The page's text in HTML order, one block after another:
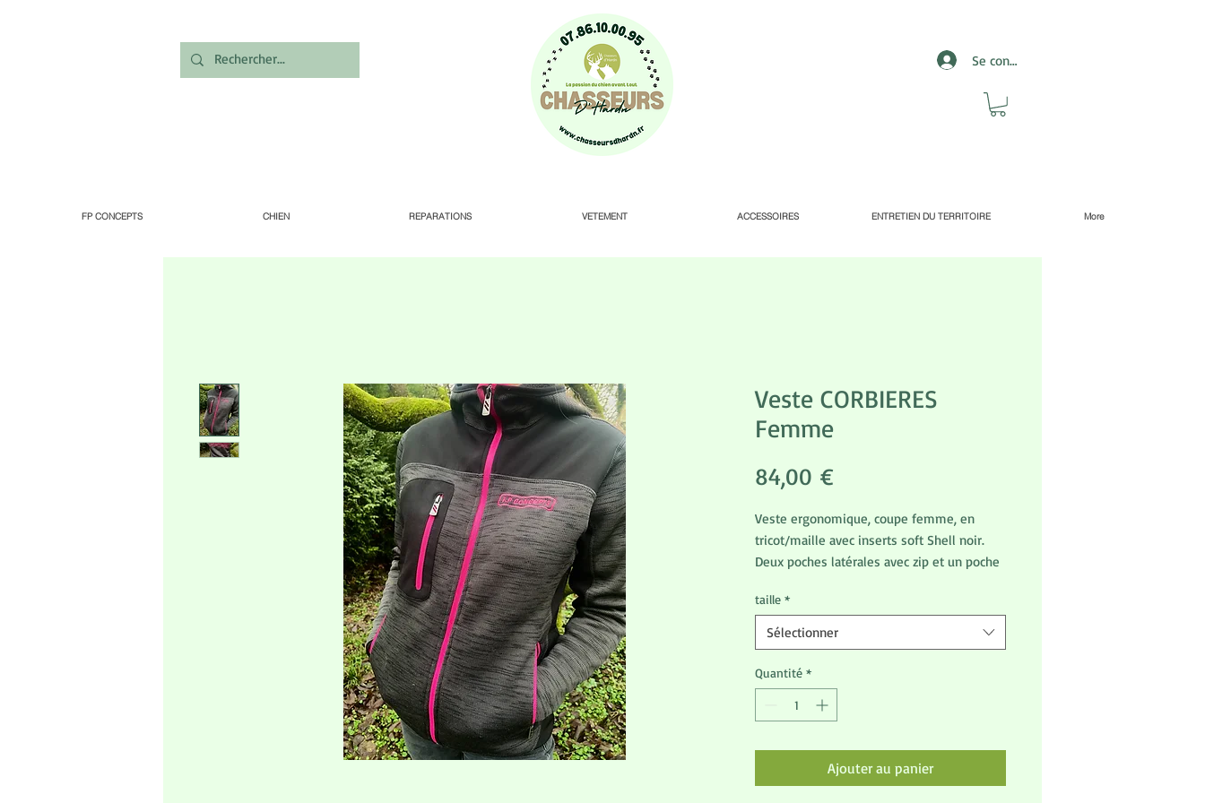
Se connecter
FP CONCEPTS CHIEN REPARATIONS VETEMENT ACCESSOIRES ENTRETIEN DU TERRITOIRE More
Veste CORBIERES
Femme
84,00 €
Veste ergonomique, coupe femme, en
tricot/maille avec inserts soft Shell noir.
Deux poches latérales avec zip et un poche
Du S au XL
taille *
Sélectionner
Quantité *
Ajouter au panier